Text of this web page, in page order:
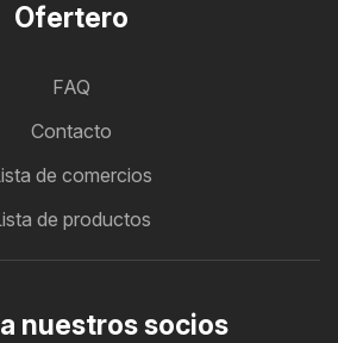
Ofertero
FAQ
Contacto
de comercios
de productos
nuestros socios